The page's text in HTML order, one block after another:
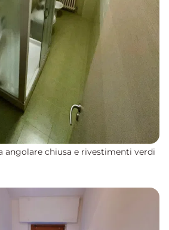
angolare chiusa e rivestimenti verdi